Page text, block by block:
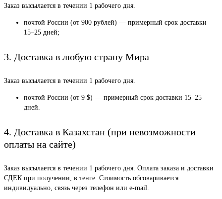
Заказ высылается в течении 1 рабочего дня.
почтой России (от 900 рублей) — примерный срок доставки
15–25 дней;
3. Доставка в любую страну Мира
Заказ высылается в течении 1 рабочего дня.
почтой России (от 9 $) — примерный срок доставки 15–25
дней.
4. Доставка в Казахстан (при невозможности
оплаты на сайте)
Заказ высылается в течении 1 рабочего дня. Оплата заказа и доставки
СДЕК при получении, в тенге. Стоимость обговаривается
индивидуально, связь через телефон или e-mail.